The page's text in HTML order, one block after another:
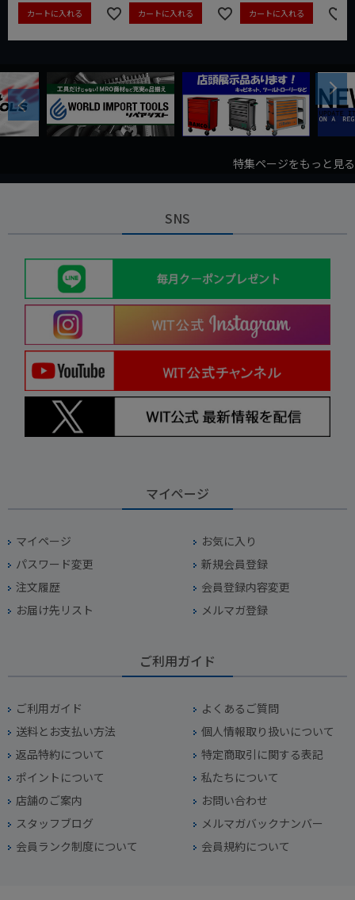
カートに入れる カートに入れる カートに入れる
Previous
Next
特集ページをもっと見る
SNS
マイページ
マイページ
お気に入り
パスワード変更
新規会員登録
注文履歴
会員登録内容変更
お届け先リスト
メルマガ登録
ご利用ガイド
ご利用ガイド
よくあるご質問
送料とお支払い方法
個人情報取り扱いについて
返品特約について
特定商取引に関する表記
ポイントについて
私たちについて
店舗のご案内
お問い合わせ
スタッフブログ
メルマガバックナンバー
会員ランク制度について
会員規約について